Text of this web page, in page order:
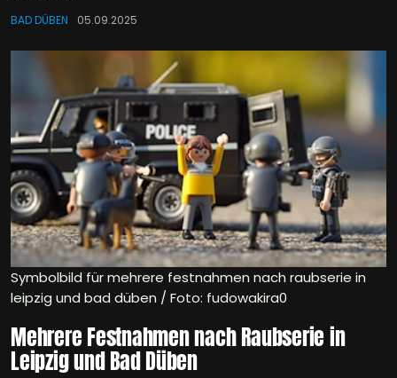
BAD DÜBEN 05.09.2025
Symbolbild für mehrere festnahmen nach raubserie in
leipzig und bad düben / Foto: fudowakira0
Mehrere Festnahmen nach Raubserie in
Leipzig und Bad Düben